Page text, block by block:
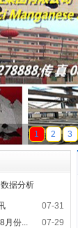
天磁锰业
1 2 3
数据分析
07-31
月份...
07-29